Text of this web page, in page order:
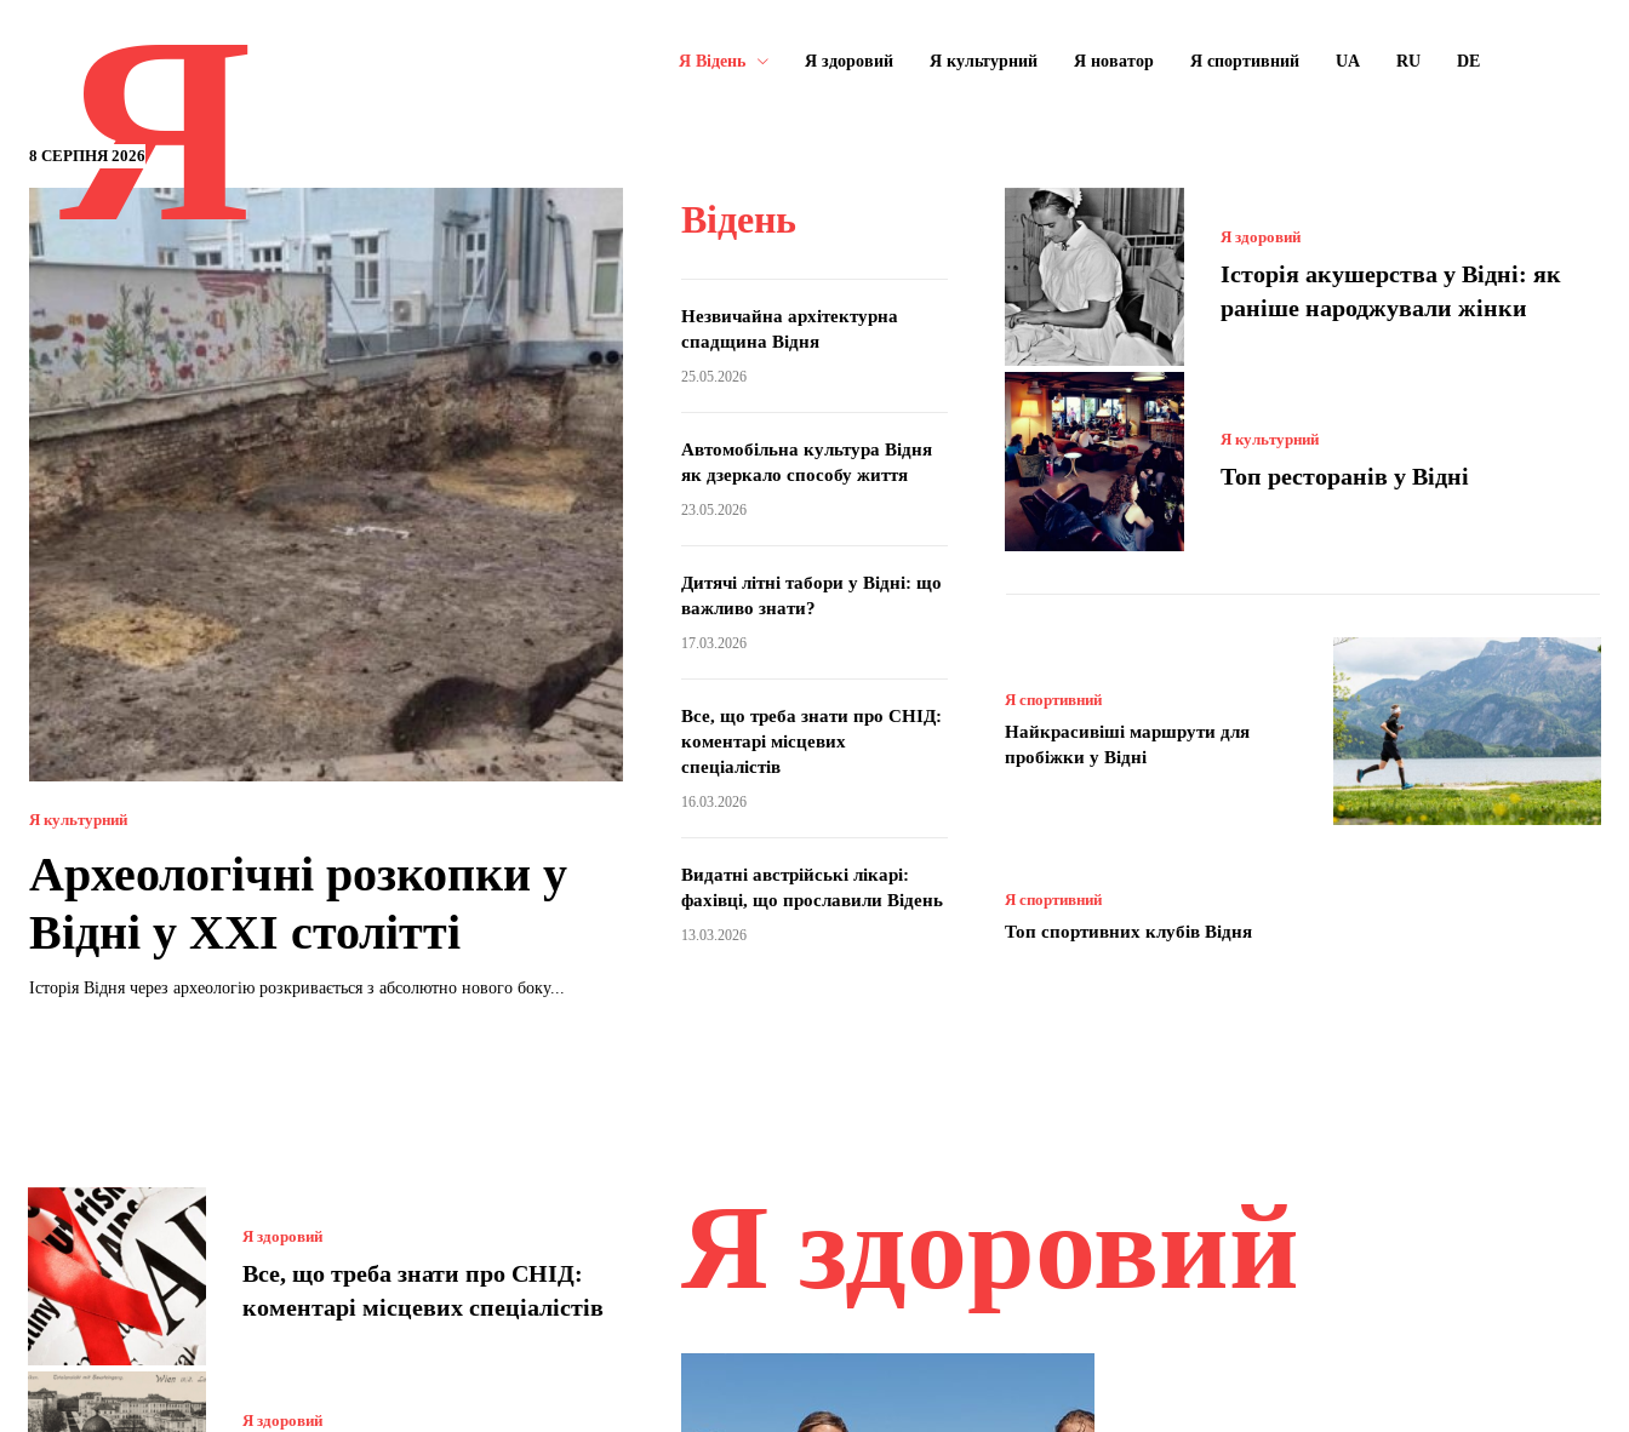
8 СЕРПНЯ 2026
Я Я Відень Я здоровий Я культурний Я новатор Я спортивний UA RU DE
Я культурний
Археологічні розкопки у
Відні у XXI столітті
Історія Відня через археологію розкривається з абсолютно нового боку...
Відень
Незвичайна архітектурна
спадщина Відня
25.05.2026
Автомобільна культура Відня
як дзеркало способу життя
23.05.2026
Дитячі літні табори у Відні: що
важливо знати?
17.03.2026
Все, що треба знати про СНІД:
коментарі місцевих
спеціалістів
16.03.2026
Видатні австрійські лікарі:
фахівці, що прославили Відень
13.03.2026
Я здоровий
Історія акушерства у Відні: як
раніше народжували жінки
Я культурний
Топ ресторанів у Відні
Я спортивний
Найкрасивіші маршрути для
пробіжки у Відні
Я спортивний
Топ спортивних клубів Відня
Я здоровий
Все, що треба знати про СНІД:
коментарі місцевих спеціалістів
Я здоровий
Я здоровий